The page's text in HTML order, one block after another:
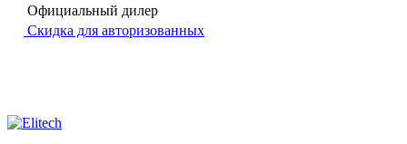
Официальный дилер
Скидка для авторизованных